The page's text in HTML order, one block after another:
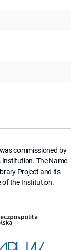
commissioned by
The Name
Project and its
of the Institution.